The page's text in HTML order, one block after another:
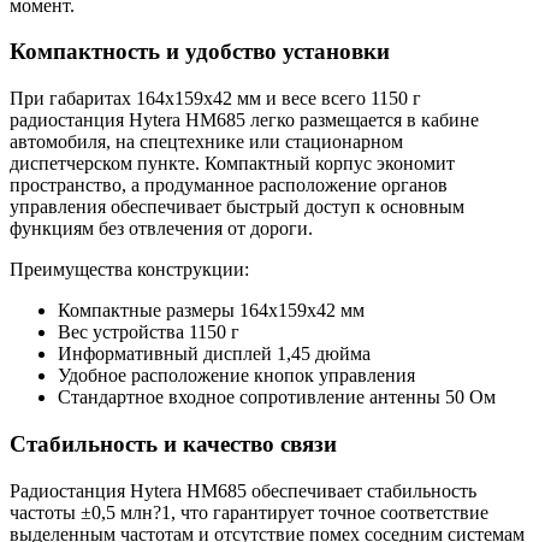
момент.
Компактность и удобство установки
При габаритах 164x159x42 мм и весе всего 1150 г
радиостанция Hytera HM685 легко размещается в кабине
автомобиля, на спецтехнике или стационарном
диспетчерском пункте. Компактный корпус экономит
пространство, а продуманное расположение органов
управления обеспечивает быстрый доступ к основным
функциям без отвлечения от дороги.
Преимущества конструкции:
Компактные размеры 164x159x42 мм
Вес устройства 1150 г
Информативный дисплей 1,45 дюйма
Удобное расположение кнопок управления
Стандартное входное сопротивление антенны 50 Ом
Стабильность и качество связи
Радиостанция Hytera HM685 обеспечивает стабильность
частоты ±0,5 млн?1, что гарантирует точное соответствие
выделенным частотам и отсутствие помех соседним системам